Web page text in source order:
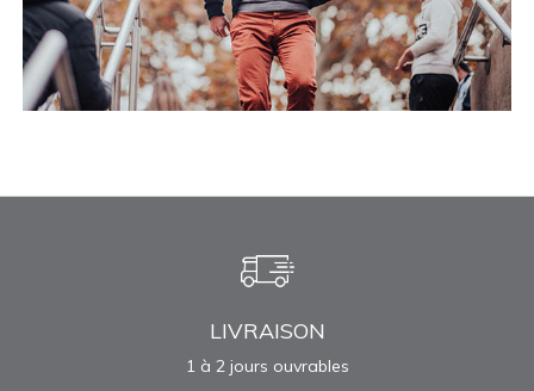
LIVRAISON
1 à 2 jours ouvrables